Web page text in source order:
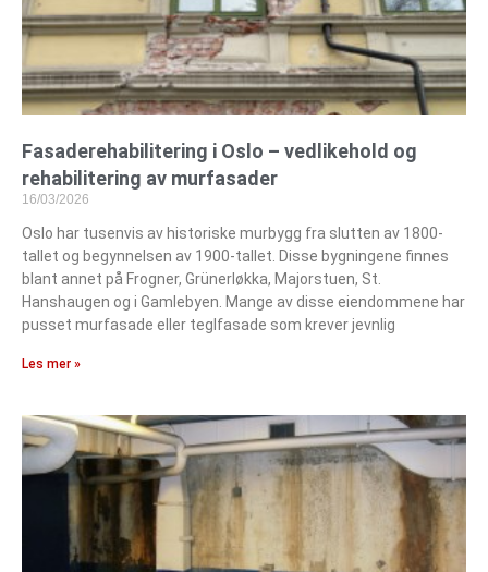
Fasaderehabilitering i Oslo – vedlikehold og
rehabilitering av murfasader
16/03/2026
Oslo har tusenvis av historiske murbygg fra slutten av 1800-
tallet og begynnelsen av 1900-tallet. Disse bygningene finnes
blant annet på Frogner, Grünerløkka, Majorstuen, St.
Hanshaugen og i Gamlebyen. Mange av disse eiendommene har
pusset murfasade eller teglfasade som krever jevnlig
Les mer »